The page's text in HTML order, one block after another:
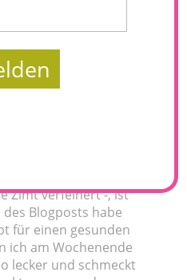
Zimt verfeinert -, ist
Blogposts habe
für einen gesunden
ich am Wochenende
lecker und schmeckt